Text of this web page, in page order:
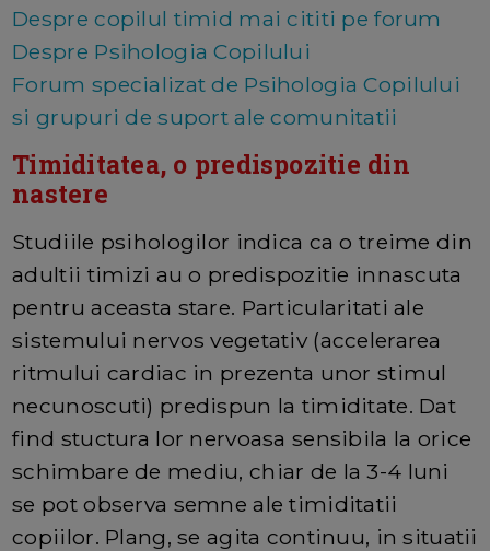
Despre copilul timid mai cititi pe forum
Despre Psihologia Copilului
Forum specializat de Psihologia Copilului
si grupuri de suport ale comunitatii
Timiditatea, o predispozitie din
nastere
Studiile psihologilor indica ca o treime din
adultii timizi au o predispozitie innascuta
pentru aceasta stare. Particularitati ale
sistemului nervos vegetativ (accelerarea
ritmului cardiac in prezenta unor stimul
necunoscuti) predispun la timiditate. Dat
find stuctura lor nervoasa sensibila la orice
schimbare de mediu, chiar de la 3-4 luni
se pot observa semne ale timiditatii
copiilor. Plang, se agita continuu, in situatii